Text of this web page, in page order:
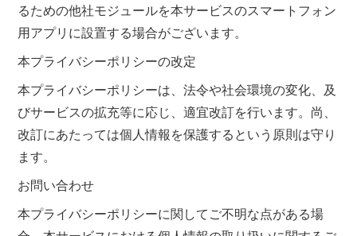
るための他社モジュールを本サービスのスマートフォン
用アプリに設置する場合がございます。
本プライバシーポリシーの改定
本プライバシーポリシーは、法令や社会環境の変化、及
びサービスの拡充等に応じ、適宜改訂を行います。尚、
改訂にあたっては個人情報を保護するという原則は守り
ます。
お問い合わせ
本プライバシーポリシーに関してご不明な点がある場